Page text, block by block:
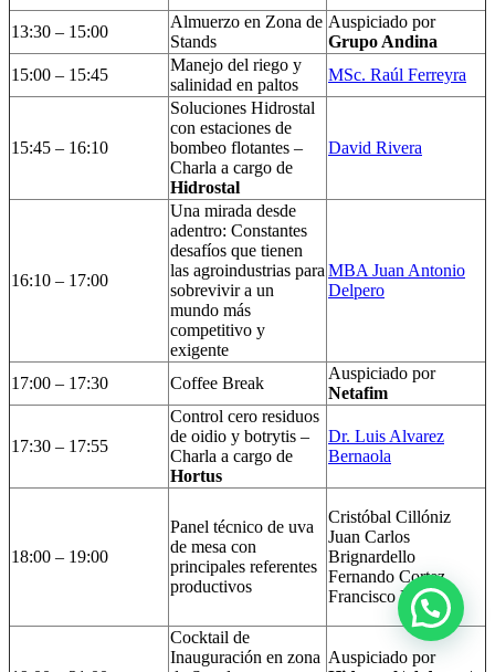
13:30 – 15:00
Almuerzo en Zona de
Stands
Auspiciado por
Grupo Andina
15:00 – 15:45
Manejo del riego y
salinidad en paltos
MSc. Raúl Ferreyra
15:45 – 16:10
Soluciones Hidrostal
con estaciones de
bombeo flotantes –
Charla a cargo de
Hidrostal
David Rivera
16:10 – 17:00
Una mirada desde
adentro: Constantes
desafíos que tienen
las agroindustrias para
sobrevivir a un
mundo más
competitivo y
exigente
MBA Juan Antonio
Delpero
17:00 – 17:30 Coffee Break
Auspiciado por
Netafim
17:30 – 17:55
Control cero residuos
de oidio y botrytis –
Charla a cargo de
Hortus
Dr. Luis Alvarez
Bernaola
18:00 – 19:00
Panel técnico de uva
de mesa con
principales referentes
productivos
Cristóbal Cillóniz
Juan Carlos
Brignardello
Fernando Cortez
Francisco Buendía
Cocktail de
Inauguración en zona Auspiciado por